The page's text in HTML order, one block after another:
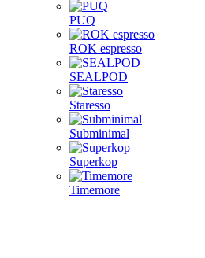
PUQ
ROK espresso
SEALPOD
Staresso
Subminimal
Superkop
Timemore